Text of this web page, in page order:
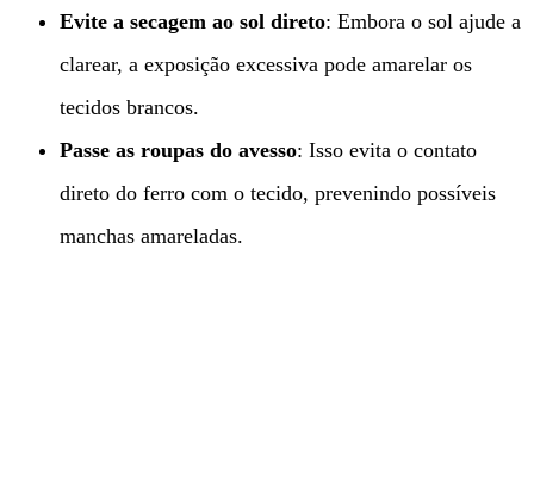
Evite a secagem ao sol direto: Embora o sol ajude a
clarear, a exposição excessiva pode amarelar os
tecidos brancos.
Passe as roupas do avesso: Isso evita o contato
direto do ferro com o tecido, prevenindo possíveis
manchas amareladas.